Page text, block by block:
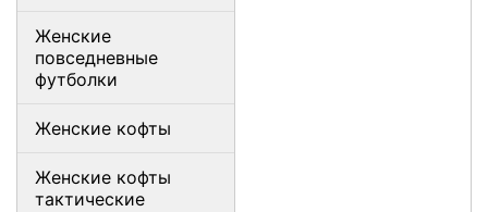
Женские
повседневные
футболки
Женские кофты
Женские кофты
тактические